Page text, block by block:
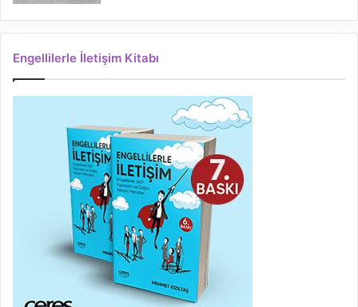
Engellilerle İletişim Kitabı